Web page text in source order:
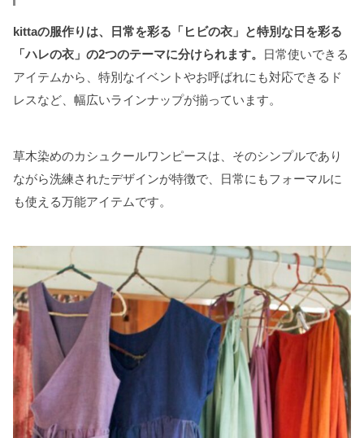
kittaの服作りは、日常を彩る「ヒビの衣」と特別な日を彩る
「ハレの衣」の2つのテーマに分けられます。
日常使いできる
アイテムから、特別なイベントやお呼ばれにも対応できるド
レスなど、幅広いラインナップが揃っています。
草木染めのカシュクールワンピースは、そのシンプルであり
ながら洗練されたデザインが特徴で、日常にもフォーマルに
も使える万能アイテムです。